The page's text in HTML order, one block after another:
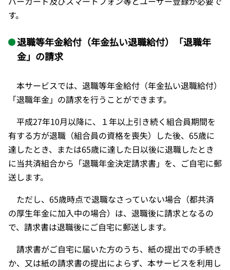
す。
退職等年金給付（年金払い退職給付）「退職年
金」の請求
本サービスでは、退職等年金給付（年金払い退職給付）
「退職年金」 の請求を行うことができます。
平成27年10月以降に、１年以上引き続く組合員期間を
有する方が退職（組合員の資格を喪失）した後、65歳に
達したとき、または65歳に達した日以後に退職したとき
に当共済組合から「退職年金決定請求書」を、ご自宅に郵
送します。
ただし、65歳時点で退職なさっていない場合（都共済
の厚生年金に加入中の場合）は、退職後に請求となるの
で、請求書は退職後にご自宅に郵送します。
請求書がご自宅に届いた方のうち、紙の提出での手続き
か、又は紙の請求書の提出によらず、本サービスを利用し